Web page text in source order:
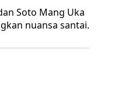
Soto Mang Uka
nuansa santai.